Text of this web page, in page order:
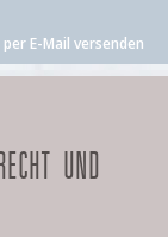
per E-Mail versenden
UND